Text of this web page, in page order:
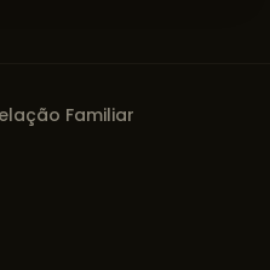
Familiar